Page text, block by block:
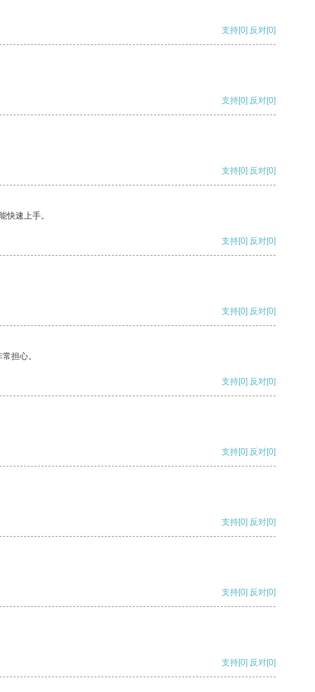
支持[0] 反对[0]
支持[0] 反对[0]
支持[0] 反对[0]
快速上手。
支持[0] 反对[0]
支持[0] 反对[0]
担心。
支持[0] 反对[0]
支持[0] 反对[0]
支持[0] 反对[0]
支持[0] 反对[0]
支持[0] 反对[0]